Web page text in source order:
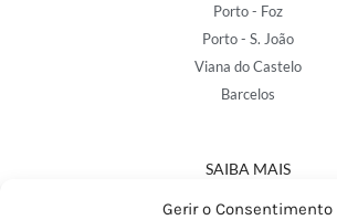
Gerir o Consentimento
Porto - Foz
Porto - S. João
Viana do Castelo
Barcelos
SAIBA MAIS
Política de Privacidade